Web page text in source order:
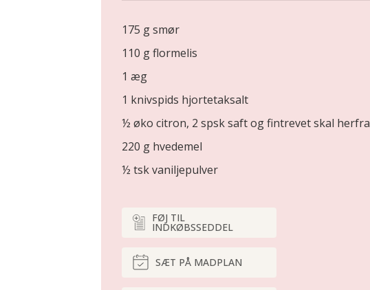
175 g smør
110 g flormelis
1 æg
1 knivspids hjortetaksalt
½ øko citron, 2 spsk saft og fintrevet skal herfra
220 g hvedemel
½ tsk vaniljepulver
FØJ TIL
INDKØBSSEDDEL
SÆT PÅ MADPLAN